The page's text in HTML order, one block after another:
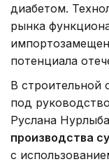
диабетом.
рынка
потенциала
В строительной
под
Руслана
производства
с